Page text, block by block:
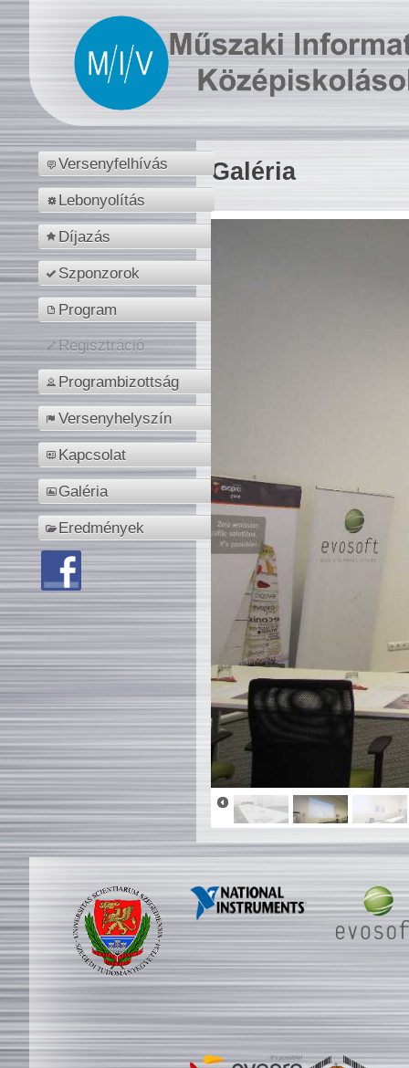
Versenyfelhívás
Lebonyolítás
Díjazás
Szponzorok
Program
Regisztráció
Programbizottság
Versenyhelyszín
Kapcsolat
Galéria
Eredmények
Galéria